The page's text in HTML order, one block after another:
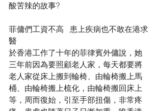
酸苦辣的故事?
菲傭們工資不高   患上疾病也不敢在港求
醫
於香港工作了十年的菲律賓外傭說，她
三年前因為要照顧老人家，每天都要將
老人家從床上搬到輪椅、由輪椅搬上馬
桶、由輪椅搬上梳化，由輪椅搬回床上
等，周而復始，引至手部扭傷，非常疼